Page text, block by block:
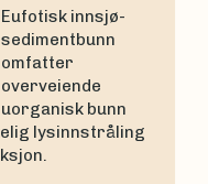
Eufotisk innsjø-
sedimentbunn
omfatter
overveiende
uorganisk bunn
lysinnstråling